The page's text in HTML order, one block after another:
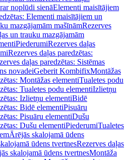
noplūdi sienāElementi maisītājiem
Elementi maisītājiem un
mazgājamām mašīnāmRezerves
un trauku mazgājamām
PiederumiRezerves daļas
Rezerves daļas paredzētas:
daļas paredzētas: Sistēmas
novadeiGeberit KombifixMontāžas
Montāžas elementiTualetes podu
Tualetes podu elementiIzlietņu
Izlietņu elementiBidē
Bidē elementiPisuāru
Pisuāru elementiDušu
Dušu elementiPiederumiTualetes
Ārējās skalojamā ūdens
ūdens tvertnesRezerves daļas
skalojamā ūdens tvertnesMontāža